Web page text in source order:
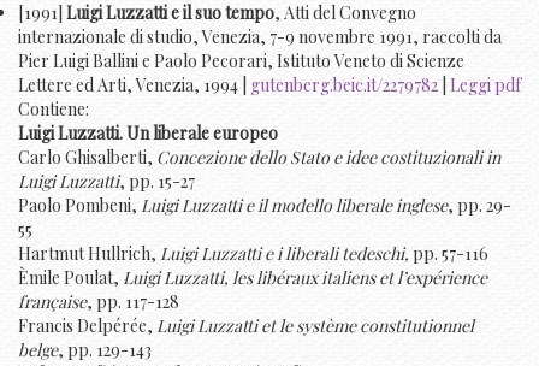
[1991] Luigi Luzzatti e il suo tempo, Atti del Convegno
internazionale di studio, Venezia, 7-9 novembre 1991, raccolti da
Pier Luigi Ballini e Paolo Pecorari, Istituto Veneto di Scienze
Lettere ed Arti, Venezia, 1994 | gutenberg.beic.it/2279782 Leggi pdf
Contiene:
Luigi Luzzatti. Un liberale europeo
Carlo Ghisalberti, Concezione dello Stato e idee costituzionali in
Luigi Luzzatti, pp. 15-27
Paolo Pombeni, Luigi Luzzatti e il modello liberale inglese, pp. 29-
55
Hartmut Hullrich, Luigi Luzzatti e i liberali tedeschi, pp. 57-116
Èmile Poulat, Luigi Luzzatti, les libéraux italiens et l’expérience
française, pp. 117-128
Francis Delpérée, Luigi Luzzatti et le système constitutionnel
belge, pp. 129-143